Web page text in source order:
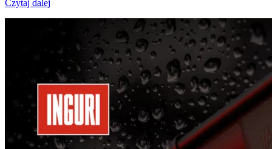
Czytaj dalej